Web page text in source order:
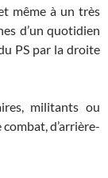
même à un très
d’un quotidien
PS par la droite
militants ou
d’arrière-